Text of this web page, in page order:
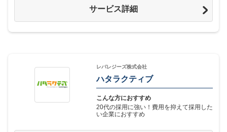
サービス詳細
レバレジーズ株式会社
ハタラクティブ
こんな方におすすめ
20代の採用に強い！費用を抑えて採用した
い企業におすすめ